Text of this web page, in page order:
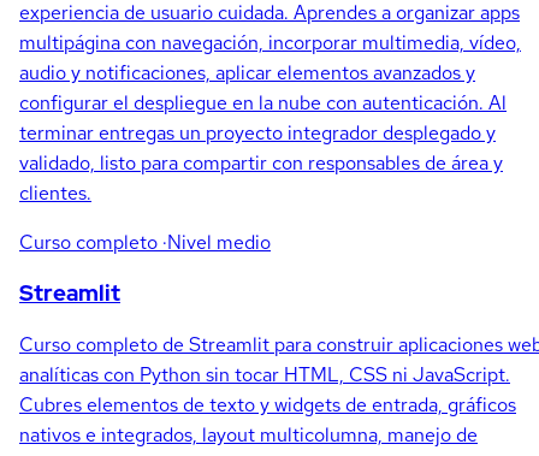
experiencia de usuario cuidada. Aprendes a organizar apps
multipágina con navegación, incorporar multimedia, vídeo,
audio y notificaciones, aplicar elementos avanzados y
configurar el despliegue en la nube con autenticación. Al
terminar entregas un proyecto integrador desplegado y
validado, listo para compartir con responsables de área y
clientes.
Curso completo ·Nivel medio
Streamlit
Curso completo de Streamlit para construir aplicaciones
analíticas con Python sin tocar HTML, CSS ni JavaScript.
Cubres elementos de texto y widgets de entrada, gráficos
nativos e integrados, layout multicolumna, manejo de